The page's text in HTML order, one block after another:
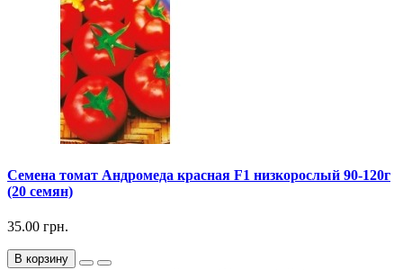
Семена томат Андромеда красная F1 низкорослый 90-120г
(20 семян)
35.00 грн.
В корзину